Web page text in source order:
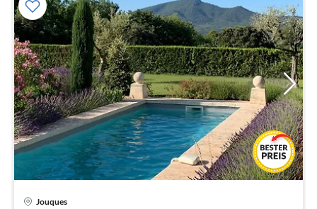
Jouques